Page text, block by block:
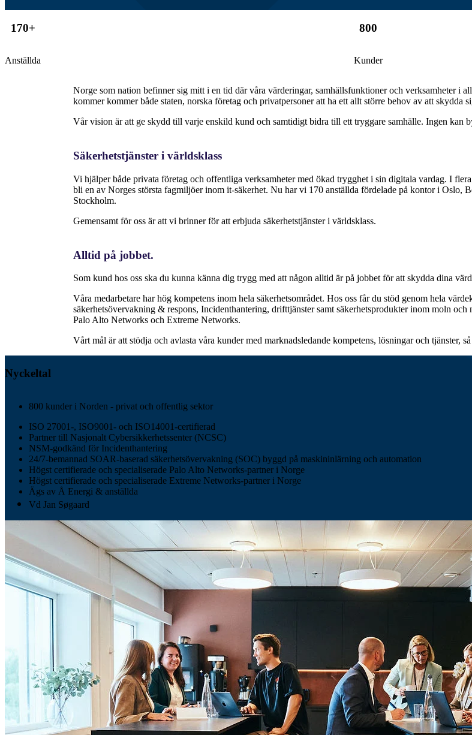
170+
Anställda
800
Kunder
Norge som nation befinner sig mitt i en tid där våra värderingar, samhällsfunktioner och verksamheter i
kommer kommer både staten, norska företag och privatpersoner att ha ett allt större behov av att skydda
Vår vision är att ge skydd till varje enskild kund och samtidigt bidra till ett tryggare samhälle. Ingen kan
Säkerhetstjänster i världsklass
Vi hjälper både privata företag och offentliga verksamheter med ökad trygghet i sin digitala vardag. I
bli en av Norges största fagmiljöer inom it-säkerhet. Nu har vi 170 anställda fördelade på kontor i Oslo,
Stockholm.
Gemensamt för oss är att vi brinner för att erbjuda säkerhetstjänster i världsklass.
Alltid på jobbet.
Som kund hos oss ska du kunna känna dig trygg med att någon alltid är på jobbet för att skydda dina
Våra medarbetare har hög kompetens inom hela säkerhetsområdet. Hos oss får du stöd genom hela
säkerhetsövervakning & respons, Incidenthantering, drifttjänster samt säkerhetsprodukter inom moln
Palo Alto Networks och Extreme Networks.
Vårt mål är att stödja och avlasta våra kunder med marknadsledande kompetens, lösningar och tjänster,
Nyckeltal
800 kunder i Norden - privat och offentlig sektor
ISO 27001-, ISO9001- och ISO14001-certifierad
Partner till Nasjonalt Cybersikkerhetssenter (NCSC)
NSM-godkänd för Incidenthantering
24/7-bemannad SOAR-baserad säkerhetsövervakning (SOC) byggd på maskininlärning och automation
Högst certifierade och specialiserade Palo Alto Networks-partner i Norge
Högst certifierade och specialiserade Extreme Networks-partner i Norge
Ägs av Å Energi & anställda
Vd Jan Søgaard